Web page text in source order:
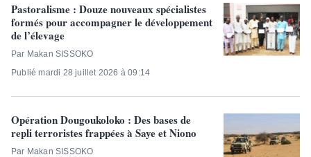
Pastoralisme : Douze nouveaux spécialistes
formés pour accompagner le développement
de l’élevage
Par Makan SISSOKO
Publié mardi 28 juillet 2026 à 09:14
Opération Dougoukoloko : Des bases de
repli terroristes frappées à Saye et Niono
Par Makan SISSOKO